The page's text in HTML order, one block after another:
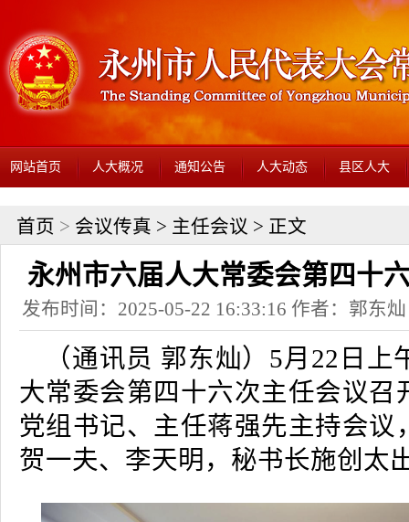
网站首页 人大概况 通知公告 人大动态 县区人大
首页 > 会议传真 > 主任会议 > 正文
永州市六届人大常委会第四十
发布时间：2025-05-22 16:33:16 作者：郭东
（通讯员 郭东灿）5月22日
大常委会第四十六次主任会议召
党组书记、主任蒋强先主持会议
贺一夫、李天明，秘书长施创太